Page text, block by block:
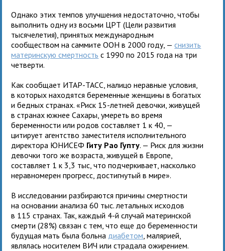
Однако этих темпов улучшения недостаточно, чтобы
выполнить одну из восьми ЦРТ (Цели развития
тысячелетия), принятых международным
сообществом на саммите ООН в 2000 году, —снизить
материнскую смертность с 1990 по 2015 года на три
четверти.
Как сообщает ИТАР-ТАСС, налицо неравные условия,
в которых находятся беременные женщины в богатых
и бедных странах. «Риск 15-летней девочки, живущей
в странах южнее Сахары, умереть во время
беременности или родов составляет 1 к 40, —
цитирует агентство заместителя исполнительного
директора ЮНИСЕФ Гиту Рао Гупту. — Риск для жизни
девочки того же возраста, живущей в Европе,
составляет 1 к 3,3 тыс, что подчеркивает, насколько
неравномерен прогресс, достигнутый в мире».
В исследовании разбираются причины смертности
на основании анализа 60 тыс. летальных исходов
в 115 странах. Так, каждый 4-й случай материнской
смерти (28%) связан с тем, что еще до беременности
будущая мать была больна диабетом , малярией,
являлась носителем ВИЧ или страдала ожирением.